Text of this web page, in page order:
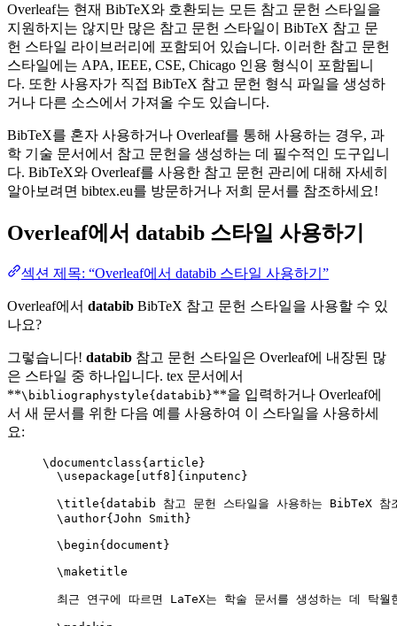
Overleaf는 현재 BibTeX와 호환되는 모든 참고 문헌 스타일을
지원하지는 않지만 많은 참고 문헌 스타일이 BibTeX 참고 문
헌 스타일 라이브러리에 포함되어 있습니다. 이러한 참고 문헌
스타일에는 APA, IEEE, CSE, Chicago 인용 형식이 포함됩니
다. 또한 사용자가 직접 BibTeX 참고 문헌 형식 파일을 생성하
거나 다른 소스에서 가져올 수도 있습니다.
BibTeX를 혼자 사용하거나 Overleaf를 통해 사용하는 경우, 과
학 기술 문서에서 참고 문헌을 생성하는 데 필수적인 도구입니
다. BibTeX와 Overleaf를 사용한 참고 문헌 관리에 대해 자세히
알아보려면 bibtex.eu를 방문하거나 저희 문서를 참조하세요!
Overleaf에서 databib 스타일 사용하기
섹션 제목: “Overleaf에서 databib 스타일 사용하기”
Overleaf에서 databib BibTeX 참고 문헌 스타일을 사용할 수 있
나요?
그렇습니다! databib 참고 문헌 스타일은 Overleaf에 내장된 많
은 스타일 중 하나입니다. tex 문서에서
**\bibliographystyle{databib}**을 입력하거나 Overleaf에
서 새 문서를 위한 다음 예를 사용하여 이 스타일을 사용하세
요:
\documentclass{ article }
\usepackage
utf8 ]{ inputenc }
\title{databib 참고 문헌 스타일을 사용하는 BibTeX 참
\author{John Smith}
\begin{ document }
\maketitle
최근 연구에 따르면 LaTeX는 학술 문서를 생성하는 데 탁